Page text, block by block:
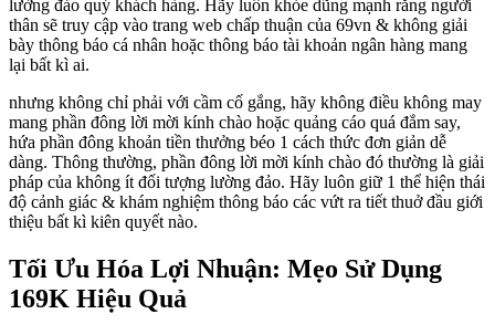
lường đảo quý khách hàng. Hãy luôn khỏe dũng mạnh rằng người
thân sẽ truy cập vào trang web chấp thuận của 69vn & không giải
bày thông báo cá nhân hoặc thông báo tài khoản ngân hàng mang
lại bất kì ai.
nhưng không chỉ phải với cầm cố gắng, hãy không điều không may
mang phần đông lời mời kính chào hoặc quảng cáo quá đắm say,
hứa phần đông khoản tiền thưởng béo 1 cách thức đơn giản dễ
dàng. Thông thường, phần đông lời mời kính chào đó thường là giải
pháp của không ít đối tượng lường đảo. Hãy luôn giữ 1 thể hiện thái
độ cảnh giác & khám nghiệm thông báo các vứt ra tiết thuở đầu giới
thiệu bất kì kiên quyết nào.
Tối Ưu Hóa Lợi Nhuận: Mẹo Sử Dụng
169K Hiệu Quả